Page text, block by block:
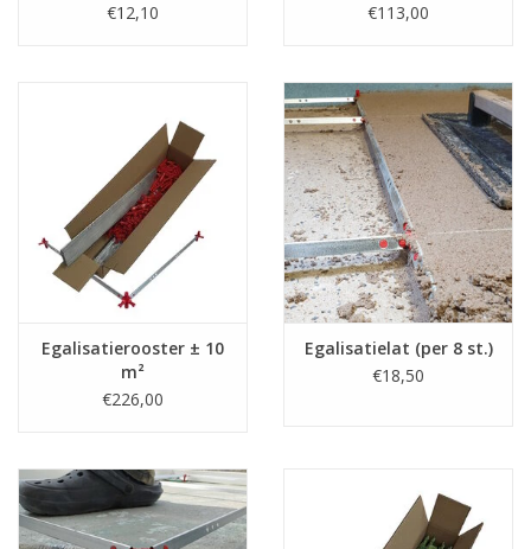
(hoogteregeling 1-
€12,10 €113,00
Egalisatierooster ± 10
m²
€226,00
Egalisatielat (per 8 st.)
€18,50